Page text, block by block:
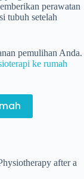
perawatan
tubuh setelah
pemulihan Anda.
ke rumah
after a